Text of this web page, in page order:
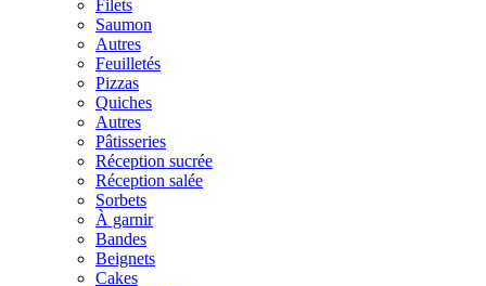
Filets
Saumon
Autres
Feuilletés
Pizzas
Quiches
Autres
Pâtisseries
Réception sucrée
Réception salée
Sorbets
À garnir
Bandes
Beignets
Cakes